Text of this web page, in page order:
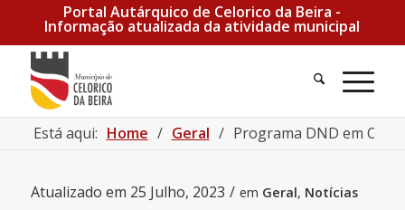
Portal Autárquico de Celorico da Beira -
Informação atualizada da atividade municipal
Pesquisa
Está aqui: Home / Geral / Programa DND em
Atualizado em 25 Julho, 2023 / em Geral, Notícias